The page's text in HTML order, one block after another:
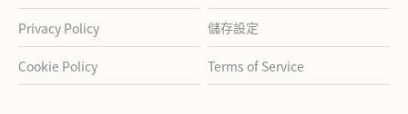
Privacy Policy 儲存設定
Cookie Policy Terms of Service